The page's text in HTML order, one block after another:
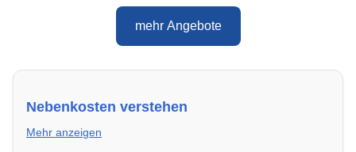
mehr Angebote
Nebenkosten verstehen
Mehr anzeigen